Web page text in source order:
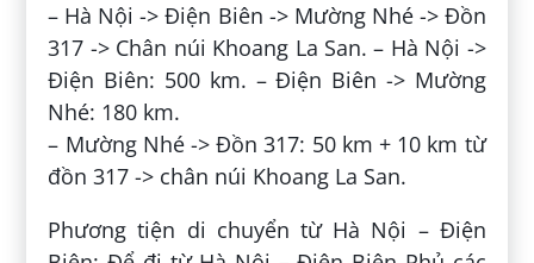
– Hà Nội -> Điện Biên -> Mường Nhé -> Đồn
317 -> Chân núi Khoang La San. – Hà Nội ->
Điện Biên: 500 km. – Điện Biên -> Mường
Nhé: 180 km.
– Mường Nhé -> Đồn 317: 50 km + 10 km từ
đồn 317 -> chân núi Khoang La San.
Phương tiện di chuyển từ Hà Nội – Điện